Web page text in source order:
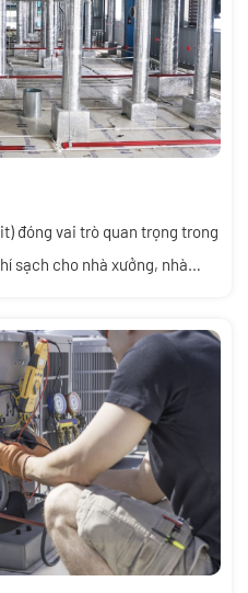
đóng vai trò quan trọng trong
sạch cho nhà xưởng, nhà
rất dễ phát sinh sự cố như
năng cao, chất lượng không